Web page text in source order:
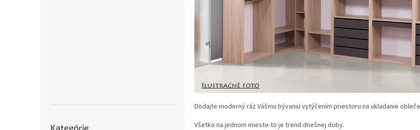
kategórie
Kategórie
Dodajte moderný ráz Vášmu bývaniu vytýčením priestoru na ukladanie
Všetko na jednom mieste-to je trend dnešnej doby.